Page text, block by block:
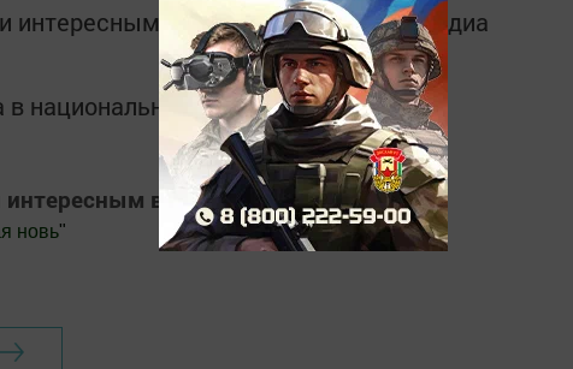
в Telegram-каналеТатмедиа
в национальном мессенджере MАХ:
в
Яндекс Дзен
новь"